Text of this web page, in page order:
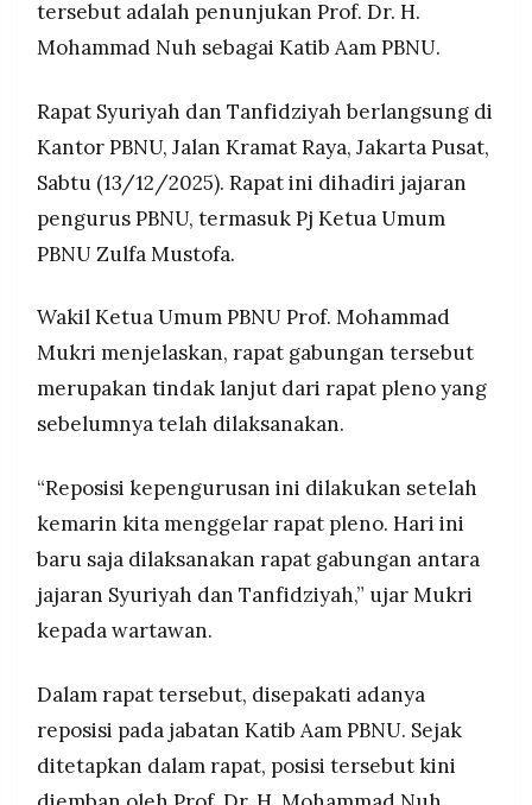
MEDIA
©
Resolusi.co
-
PT.
MEDIA
PBNU membentuk panitia Munas dan Harlah NU
satu abad Masehi, dengan salah satu fokus
yang waktu dan tempatnya akan ditentukan
tersebut adalah penunjukan Prof. Dr. H.
Mohammad Nuh sebagai Katib Aam PBNU.
Rapat Syuriyah dan Tanfidziyah berlangsung di
Kantor PBNU, Jalan Kramat Raya, Jakarta Pusat,
Sabtu (13/12/2025). Rapat ini dihadiri jajaran
pengurus PBNU, termasuk Pj Ketua Umum
PBNU Zulfa Mustofa.
Wakil Ketua Umum PBNU Prof. Mohammad
Mukri menjelaskan, rapat gabungan tersebut
merupakan tindak lanjut dari rapat pleno yang
sebelumnya telah dilaksanakan.
“Reposisi kepengurusan ini dilakukan setelah
kemarin kita menggelar rapat pleno. Hari ini
baru saja dilaksanakan rapat gabungan antara
jajaran Syuriyah dan Tanfidziyah,” ujar Mukri
kepada wartawan.
Dalam rapat tersebut, disepakati adanya
reposisi pada jabatan Katib Aam PBNU. Sejak
ditetapkan dalam rapat, posisi tersebut kini